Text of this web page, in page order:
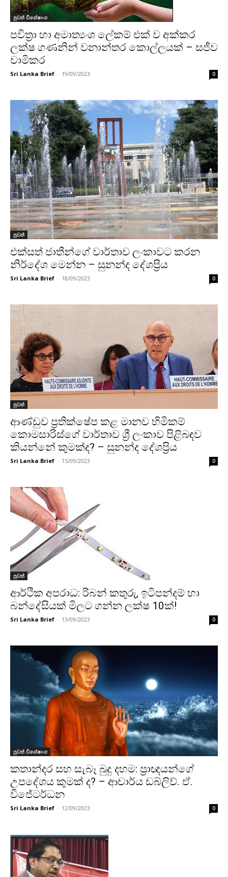
පුවත් විශේෂාංග
පවිත්‍රා හා අමාත්‍යංශ ලේකම් එක් ව අක්කර
ලක්ෂ ගණනින් වනාන්තර කොල්ලයක් – සජීව
චාමිකර
Sri Lanka Brief - 19/09/2023 0
පුවත්
එක්සත් ජාතීන්ගේ වාර්තාව ලංකාවට කරන
නිර්දේශ මෙන්න – සුනන්ද දේශප්‍රිය
Sri Lanka Brief - 18/09/2023 0
පුවත්
ආණ්ඩුව ප්‍රතික්ෂේප කළ මානව හිමිකම්
කොමසාරිස්ගේ වාර්තාව ශ්‍රී ලංකාව පිළිබඳව
කියන්නේ කුමක්ද? – සුනන්ද දේශප්‍රිය
Sri Lanka Brief - 15/09/2023 0
පුවත්
ආර්ථික අපරාධ: රිබන් කතුරු, ඉටිපන්දම් හා
බන්දේසියක් මිලට ගන්න ලක්ෂ 10ක්!
Sri Lanka Brief - 13/09/2023 0
පුවත් විශේෂාංග
කතාන්දර සහ සැබෑ බුදු දහම: ප්‍රාඥයන්ගේ
උපදේශය කුමක් ද? – ආචාර්ය ඩබ්ලිව්. ඒ.
විජේටර්ධන
Sri Lanka Brief - 12/09/2023 0